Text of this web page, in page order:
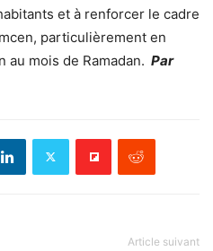
et à renforcer le cadre
particulièrement en
mois de Ramadan. Par
Article suivant